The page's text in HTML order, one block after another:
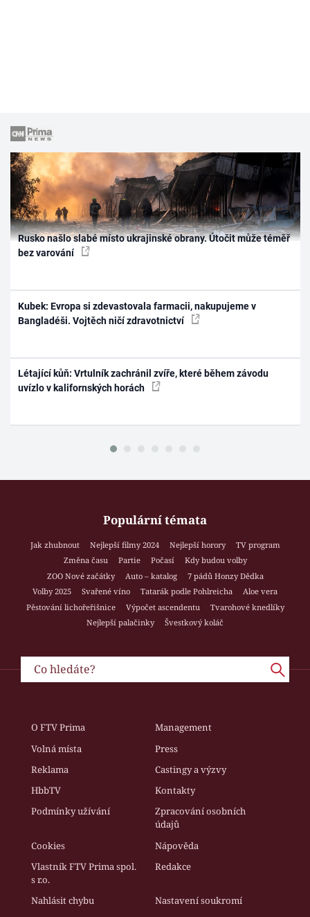
Rusko našlo slabé místo ukrajinské obrany. Útočit může téměř
bez varování
Kubek: Evropa si zdevastovala farmacii, nakupujeme v
Bangladéši. Vojtěch ničí zdravotnictví
Létající kůň: Vrtulník zachránil zvíře, které během závodu
uvízlo v kalifornských horách
Populární témata
Jak zhubnout Nejlepší filmy 2024 Nejlepší horory
TV program
Změna času
Partie Počasí
Kdy budou volby
ZOO Nové začátky
Auto – katalog
7 pádů Honzy Dědka
Volby 2025
Svařené víno Tatarák podle Pohlreicha
Aloe vera
Pěstování lichořeřišnice
Výpočet ascendentu
Tvarohové knedlíky
Nejlepší palačinky
Švestkový koláč
O FTV Prima
Management
Volná místa
Press
Reklama
Castingy a výzvy
HbbTV
Kontakty
Podmínky užívání
Zpracování osobních
údajů
Cookies
Nápověda
Vlastník FTV Prima spol.
s r.o.
Redakce
Nahlásit chybu Nastavení soukromí